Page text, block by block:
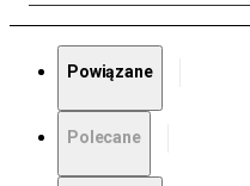
Powiązane
Polecane